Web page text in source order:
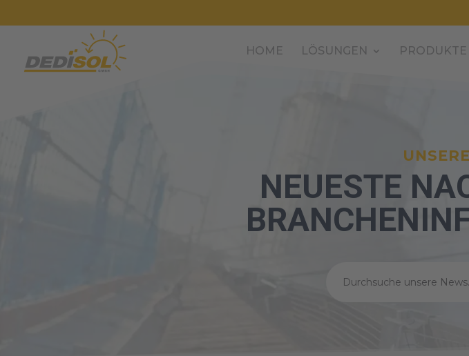
HOME LÖSUNGEN PRODUKTE
NEUESTE